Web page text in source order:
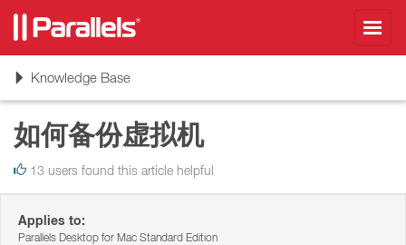
ToggleKnowledge Base
如何备份虚拟机
13 users found this article helpful
Applies to:
Parallels Desktop for Mac Standard Edition